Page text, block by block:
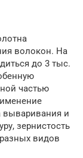
волокон. На
до 3 тыс.
частью
вываривания и
зернистость
видов